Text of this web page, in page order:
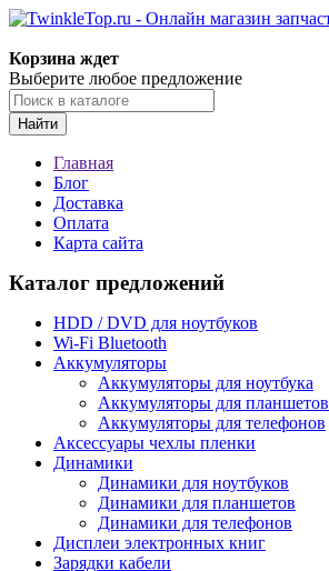
Корзина ждет
Выберите любое предложение
Найти
Главная
Блог
Доставка
Оплата
Карта сайта
Каталог предложений
HDD / DVD для ноутбуков
Wi-Fi Bluetooth
Аккумуляторы
Аккумуляторы для ноутбука
Аккумуляторы для планшетов
Аккумуляторы для телефонов
Аксессуары чехлы пленки
Динамики
Динамики для ноутбуков
Динамики для планшетов
Динамики для телефонов
Дисплеи электронных книг
Зарядки кабели